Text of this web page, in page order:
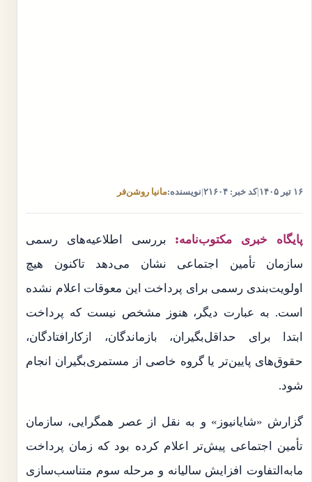
۱۶ تیر ۱۴۰۵ |کد خبر: ۲۱۶۰۴ نویسنده:مانیا روشن‌فر
پایگاه خبری مکتوب‌نامه: بررسی اطلاعیه‌های رسمی
سازمان تأمین اجتماعی نشان می‌دهد تاکنون هیچ
اولویت‌بندی رسمی برای پرداخت این معوقات اعلام نشده
است. به عبارت دیگر، هنوز مشخص نیست که پرداخت
ابتدا برای حداقل‌بگیران، بازماندگان، ازکارافتادگان،
حقوق‌های پایین‌تر یا گروه خاصی از مستمری‌بگیران انجام
شود.
گزارش «شایانیوز» و به نقل از عصر همگرایی، سازمان
تأمین اجتماعی پیش‌تر اعلام کرده بود که زمان پرداخت
مابه‌التفاوت افزایش سالیانه و مرحله سوم متناسب‌سازی